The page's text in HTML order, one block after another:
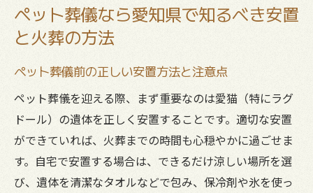
ペット葬儀なら愛知県で知るべき安置
と火葬の方法
ペット葬儀前の正しい安置方法と注意点
ペット葬儀を迎える際、まず重要なのは愛猫（特にラグ
ドール）の遺体を正しく安置することです。適切な安置
ができていれば、火葬までの時間も心穏やかに過ごせま
す。自宅で安置する場合は、できるだけ涼しい場所を選
び、遺体を清潔なタオルなどで包み、保冷剤や氷を使っ